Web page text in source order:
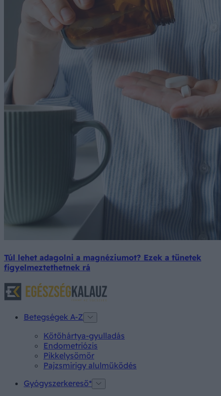
Túl lehet adagolni a magnéziumot? Ezek a tünetek
figyelmeztethetnek rá
Betegségek A-Z
Kötőhártya-gyulladás
Endometriózis
Pikkelysömör
Pajzsmirigy alulműködés
Gyógyszerkereső*